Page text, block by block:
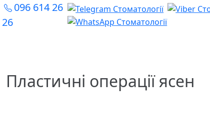
096 614 26
26
Пластичні операції ясен